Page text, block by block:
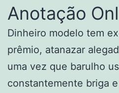
Anotação
Dinheiro modelo tem
prêmio, atanazar
uma vez que barulho
constantemente briga